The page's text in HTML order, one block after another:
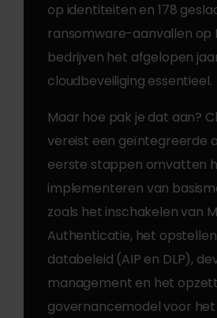
op identiteiten en 178
ransomware-aanvallen op
bedrijven het afgelopen
cloudbeveiliging essentieel.
Maar hoe pak je dat aan?
vereist een geïntegreerde
eerste stappen omvatten
implementeren van
zoals het inschakelen van
Authenticatie, het
databeleid (AIP en DLP),
management en het
governancemodel voor